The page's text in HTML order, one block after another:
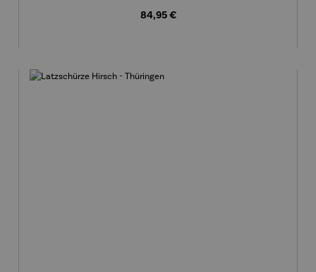
Regulärer Preis:
84,95 €